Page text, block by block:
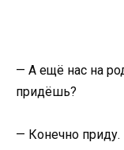
— А ещё нас на
придёшь?
— Конечно приду.